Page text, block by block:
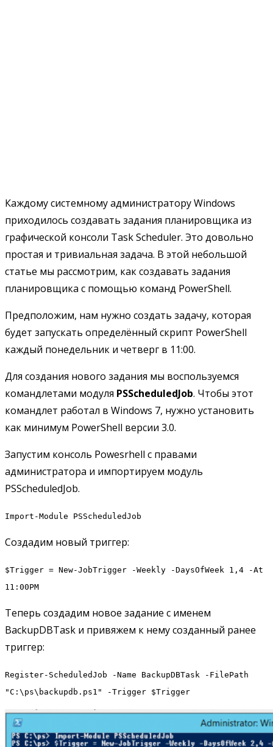
Каждому системному администратору Windows
приходилось создавать задания планировщика из
графической консоли Task Scheduler. Это довольно
простая и тривиальная задача. В этой небольшой
статье мы рассмотрим, как создавать задания
планировщика с помощью команд PowerShell.
Предположим, нам нужно создать задачу, которая
будет запускать определённый скрипт PowerShell
каждый понедельник и четверг в 11:00.
Для создания нового задания мы воспользуемся
командлетами модуля PSScheduledJob. Чтобы этот
командлет работал в Windows 7, нужно установить
как минимум PowerShell версии 3.0.
Запустим консоль Powesrhell с правами
администратора и импортируем модуль
PSScheduledJob.
Import-Module PSScheduledJob
Создадим новый триггер:
$Trigger = New-JobTrigger -Weekly -DaysOfWeek 1,4 -At
11:00PM
Теперь создадим новое задание с именем
BackupDBTask и привяжем к нему созданный ранее
триггер:
Register-ScheduledJob -Name BackupDBTask -FilePath
"C:\ps\backupdb.ps1" -Trigger $Trigger